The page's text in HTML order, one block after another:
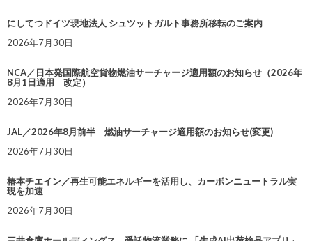
にしてつドイツ現地法人 シュツットガルト事務所移転のご案内
2026年7月30日
NCA／日本発国際航空貨物燃油サーチャージ適用額のお知らせ（2026年
8月1日適用 改定）
2026年7月30日
JAL／2026年8月前半 燃油サーチャージ適用額のお知らせ(変更)
2026年7月30日
椿本チエイン／再生可能エネルギーを活用し、カーボンニュートラル実
現を加速
2026年7月30日